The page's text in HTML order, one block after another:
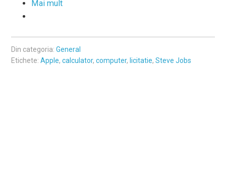
Mai mult
Din categoria:General
Etichete:Apple,calculator,computer, licitatie,Steve Jobs